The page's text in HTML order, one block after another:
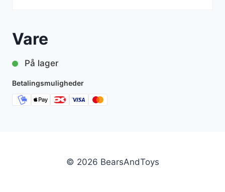
Vare
På lager
Betalingsmuligheder
© 2026 BearsAndToys